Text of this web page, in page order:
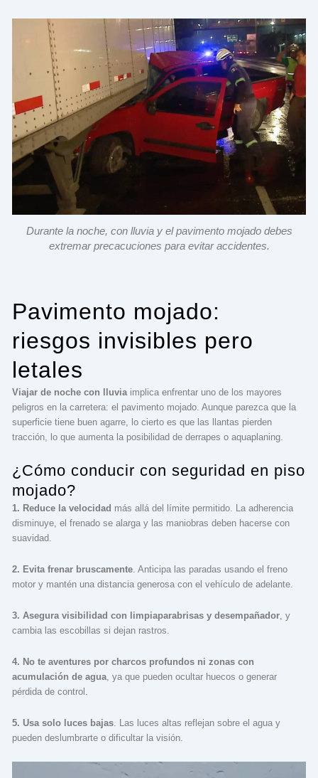
Durante la noche, con lluvia y el pavimento mojado debes
extremar precacuciones para evitar accidentes.
Pavimento mojado:
riesgos invisibles pero
letales
Viajar de noche con lluviaimplica enfrentar uno de los mayores
peligros en la carretera: el pavimento mojado. Aunque parezca que la
superficie tiene buen agarre, lo cierto es que las llantas pierden
tracción, lo que aumenta la posibilidad de derrapes o aquaplaning.
¿Cómo conducir con seguridad en piso
mojado?
1. Reduce la velocidad más allá del límite permitido. La adherencia
disminuye, el frenado se alarga y las maniobras deben hacerse con
suavidad.
2. Evita frenar bruscamente. Anticipa las paradas usando el freno
motor y mantén una distancia generosa con el vehículo de adelante.
3. Asegura visibilidad con limpiaparabrisas y desempañador, y
cambia las escobillas si dejan rastros.
4. No te aventures por charcos profundos ni zonas con
acumulación de agua, ya que pueden ocultar huecos o generar
pérdida de control.
5. Usa solo luces bajas. Las luces altas reflejan sobre el agua y
pueden deslumbrarte o dificultar la visión.